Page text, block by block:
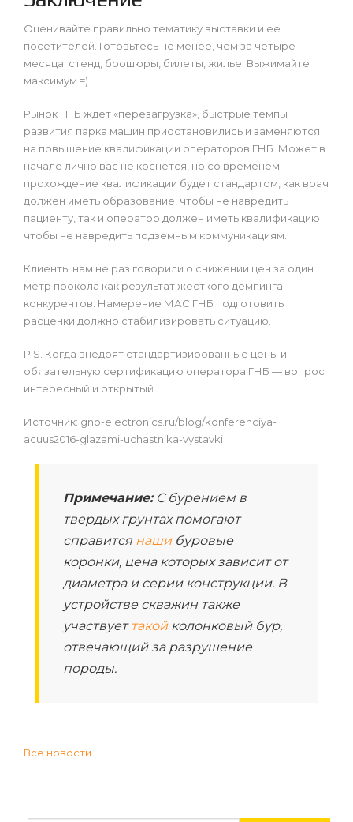
Оценивайте правильно тематику выставки и ее
посетителей. Готовьтесь не менее, чем за четыре
месяца: стенд, брошюры, билеты, жилье. Выжимайте
максимум =)
Рынок ГНБ ждет «перезагрузка», быстрые темпы
развития парка машин приостановились и заменяются
на повышение квалификации операторов ГНБ. Может в
начале лично вас не коснется, но со временем
прохождение квалификации будет стандартом, как врач
должен иметь образование, чтобы не навредить
пациенту, так и оператор должен иметь квалификацию
чтобы не навредить подземным коммуникациям.
Клиенты нам не раз говорили о снижении цен за один
метр прокола как результат жесткого демпинга
конкурентов. Намерение МАС ГНБ подготовить
расценки должно стабилизировать ситуацию.
P.S. Когда внедрят стандартизированные цены и
обязательную сертификацию оператора ГНБ — вопрос
интересный и открытый.
Источник: gnb-electronics.ru/blog/konferenciya-
acuus2016-glazami-uchastnika-vystavki
Примечание:C бурением в
твердых грунтах помогают
справится нашибуровые
коронки, цена которых зависит от
диаметра и серии конструкции. В
устройстве скважин также
участвует такойколонковый бур,
отвечающий за разрушение
породы.
Все новости